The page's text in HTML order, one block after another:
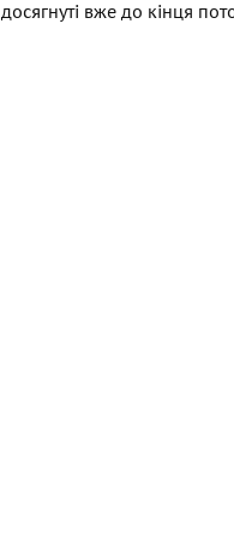
досягнуті вже до кінця